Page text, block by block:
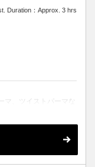
Duration：Approx. 3 hrs
、ツイストパーマな
さい。
する場合がございま
。